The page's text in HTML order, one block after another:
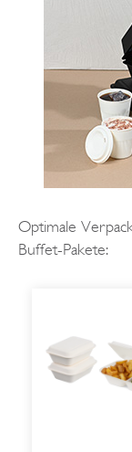
Optimale
Buffet-Pakete: